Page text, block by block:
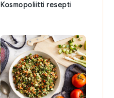
Kosmopoliitti resepti